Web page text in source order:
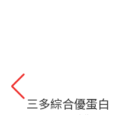
三多綜合優蛋白